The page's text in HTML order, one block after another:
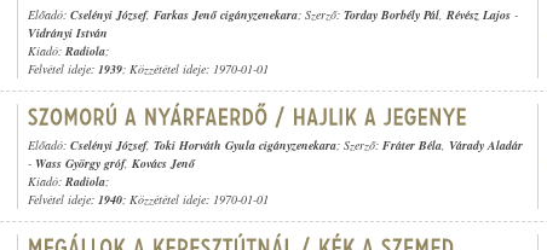
Előadó: Cselényi József, Farkas Jenő cigányzenekara; Szerző: Torday Borbély Pál, Révész Lajos -
Vidrányi István
Kiadó: Radiola;
Felvétel ideje: 1939; Közzététel ideje: 1970-01-01
Előadó: Cselényi József, Toki Horváth Gyula cigányzenekara; Szerző: Fráter Béla, Várady Aladár
- Wass György gróf, Kovács Jenő
Kiadó: Radiola;
Felvétel ideje: 1940; Közzététel ideje: 1970-01-01